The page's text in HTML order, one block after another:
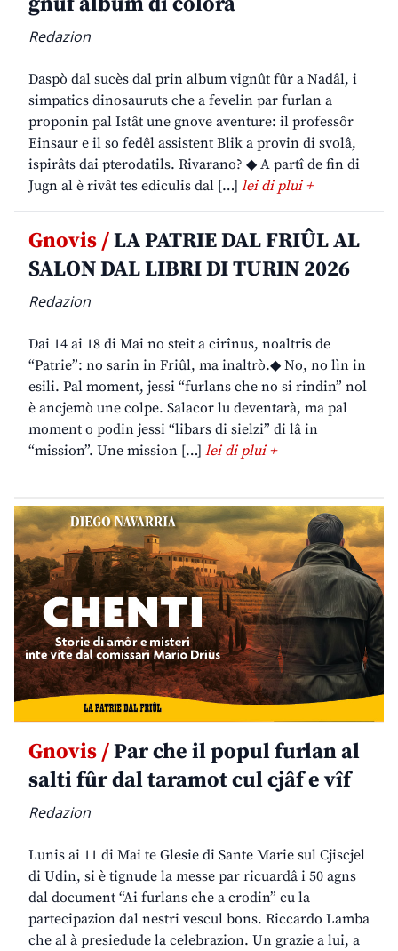
Redazion
Daspò dal sucès dal prin album vignût fûr a Nadâl, i
simpatics dinosauruts che a fevelin par furlan a
proponin pal Istât une gnove aventure: il professôr
Einsaur e il so fedêl assistent Blik a provin di svolâ,
ispirâts dai pterodatils. Rivarano? ◆ A partî de fin di
Jugn al è rivât tes ediculis dal […] lei di plui +
Gnovis /LA PATRIE DAL FRIÛL AL
SALON DAL LIBRI DI TURIN 2026
Redazion
Dai 14 ai 18 di Mai no steit a cirînus, noaltris de
“Patrie”: no sarin in Friûl, ma inaltrò.◆ No, no lìn in
esili. Pal moment, jessi “furlans che no si rindin” nol
è ancjemò une colpe. Salacor lu deventarà, ma pal
moment o podin jessi “libars di sielzi” di lâ in
“mission”. Une mission […] lei di plui +
Gnovis /Par che il popul furlan al
salti fûr dal taramot cul cjâf e vîf
Redazion
Lunis ai 11 di Mai te Glesie di Sante Marie sul Cjiscjel
di Udin, si è tignude la messe par ricuardâ i 50 agns
dal document “Ai furlans che a crodin” cu la
partecipazion dal nestri vescul bons. Riccardo Lamba
che al à presiedude la celebrazion. Un grazie a lui, a